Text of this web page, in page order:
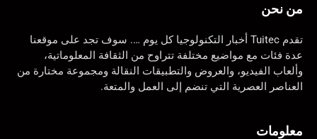
من نحن
تقدم Tuitec أخبار التكنولوجيا كل يوم …. سوف تجد على موقعنا
عدة فئات مع مواضيع مختلفة تتراوح من الثقافة المعلوماتية،
وألعاب الفيديو، والعروض والتطبيقات النقالة ومجموعة مختارة من
العناصر العصرية التي تنضم إلى العمل والمتعة.
معلومات